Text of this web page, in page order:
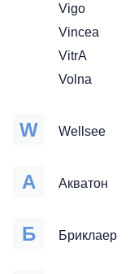
Vigo
Vincea
VitrA
Volna
W Wellsee
А Акватон
Б Бриклаер